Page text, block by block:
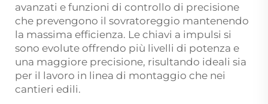
avanzati e funzioni di controllo di precisione
che prevengono il sovratoreggio mantenendo
la massima efficienza. Le chiavi a impulsi si
sono evolute offrendo più livelli di potenza e
una maggiore precisione, risultando ideali sia
per il lavoro in linea di montaggio che nei
cantieri edili.